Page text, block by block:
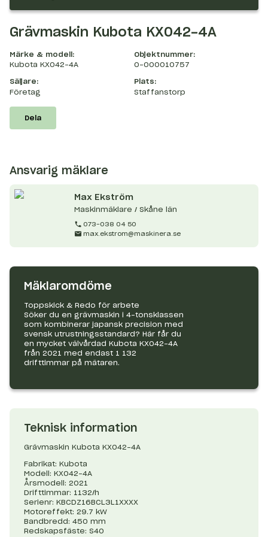
Grävmaskin Kubota KX042-4A
Märke & modell:
Kubota KX042-4A
Objektnummer:
O-000010757
Säljare:
Företag
Plats:
Staffanstorp
Dela
Ansvarig mäklare
Max Ekström
Maskinmäklare / Skåne län
073-038 04 50
max.ekstrom@maskinera.se
Mäklaromdöme
Toppskick & Redo för arbete
Söker du en grävmaskin i 4-tonsklassen
som kombinerar japansk precision med
svensk utrustningsstandard? Här får du
en mycket välvårdad Kubota KX042-4A
från 2021 med endast 1 132
drifttimmar på mätaren.
Teknisk information
Grävmaskin Kubota KX042-4A
Fabrikat: Kubota
Modell: KX042-4A
Årsmodell: 2021
Drifttimmar: 1132/h
Serienr: KBCDZ16BCL3L1XXXX
Motoreffekt: 29.7 kW
Bandbredd: 450 mm
Redskapsfäste: S40